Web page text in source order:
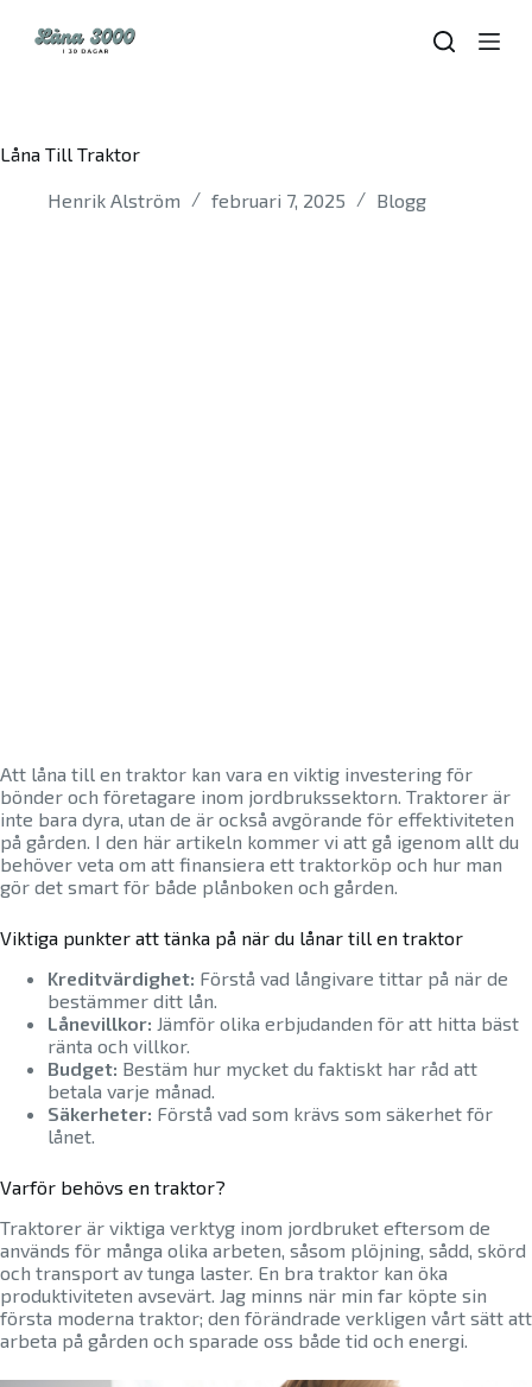
c
Låna Till Traktor
Henrik Alström februari 7, 2025 Blogg
Att låna till en traktor kan vara en viktig investering för
bönder och företagare inom jordbrukssektorn. Traktorer är
inte bara dyra, utan de är också avgörande för effektiviteten
på gården. I den här artikeln kommer vi att gå igenom allt du
behöver veta om att finansiera ett traktorköp och hur man
gör det smart för både plånboken och gården.
Viktiga punkter att tänka på när du lånar till en traktor
Kreditvärdighet: Förstå vad långivare tittar på när de
bestämmer ditt lån.
Lånevillkor: Jämför olika erbjudanden för att hitta bäst
ränta och villkor.
Budget: Bestäm hur mycket du faktiskt har råd att
betala varje månad.
Säkerheter: Förstå vad som krävs som säkerhet för
lånet.
Varför behövs en traktor?
Traktorer är viktiga verktyg inom jordbruket eftersom de
används för många olika arbeten, såsom plöjning, sådd, skörd
och transport av tunga laster. En bra traktor kan öka
produktiviteten avsevärt. Jag minns när min far köpte sin
första moderna traktor; den förändrade verkligen vårt sätt att
arbeta på gården och sparade oss både tid och energi.